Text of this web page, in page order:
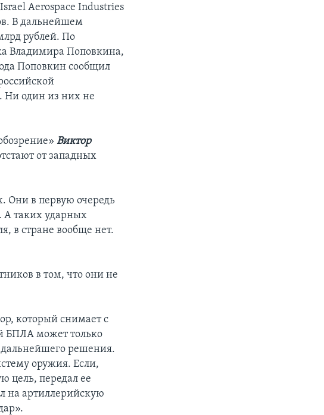
Aerospace Industries
В дальнейшем
рублей. По
Владимира Поповкина,
Поповкин сообщил
Ни один из них не
Виктор
от западных
Они в первую очередь
А таких ударных
в стране вообще нет.
в том, что они не
который снимает с
БПЛА может только
решения.
оружия. Если,
цель, передал ее
на артиллерийскую